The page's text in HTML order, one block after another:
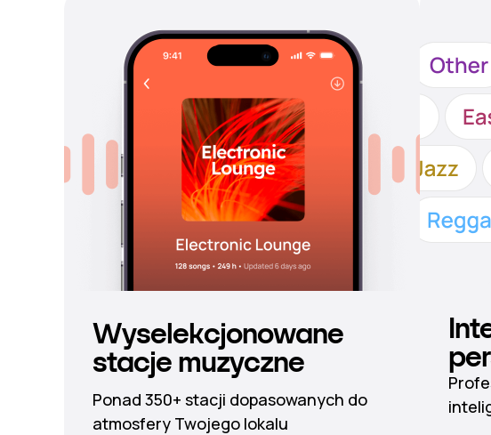
Wyselekcjonowane
stacje muzyczne
Ponad 350+ stacji dopasowanych do
atmosfery Twojego lokalu